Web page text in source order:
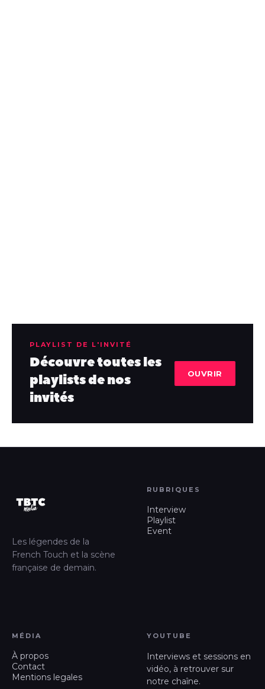
PLAYLIST DE L'INVITÉ
Découvre toutes les
playlists de nos
invités
OUVRIR
Les légendes de la
French Touch et la scène
française de demain.
RUBRIQUES
Interview
Playlist
Event
MÉDIA
À propos
Contact
Mentions legales
YOUTUBE
Interviews et sessions en
vidéo, à retrouver sur
notre chaîne.